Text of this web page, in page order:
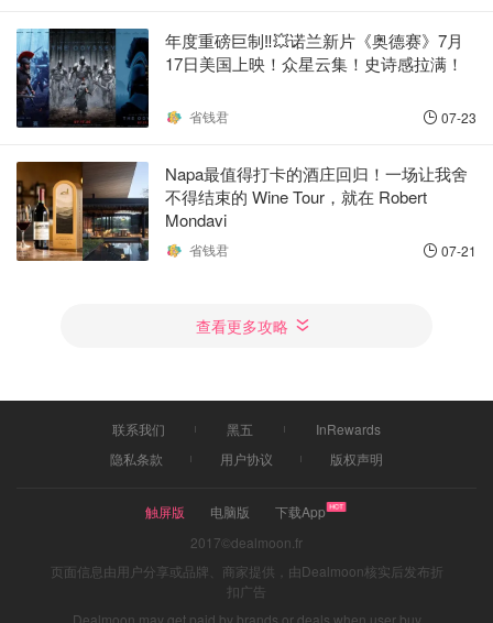
年度重磅巨制‼️💥诺兰新片《奥德赛》7月
17日美国上映！众星云集！史诗感拉满！
省钱君 07-23
Napa最值得打卡的酒庄回归！一场让我舍
不得结束的 Wine Tour，就在 Robert
Mondavi
省钱君 07-21
查看更多攻略
联系我们 黑五
InRewards
隐私条款
用户协议 版权声明
触屏版 电脑版
下载App
2017©dealmoon.fr
页面信息由用户分享或品牌、商家提供，由Dealmoon核实后发布折
扣广告
Dealmoon may get paid by brands or deals when user buy